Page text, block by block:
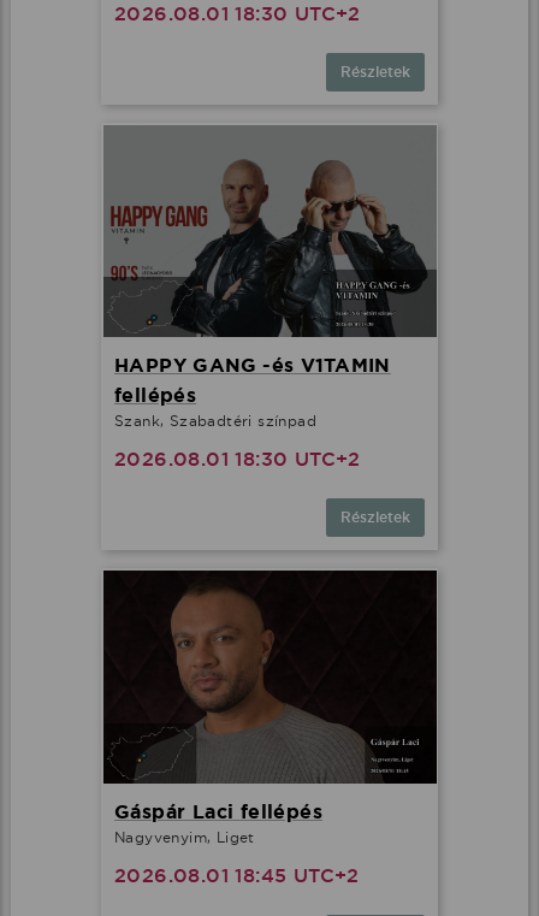
2026.08.01 18:30 UTC+2
Részletek
HAPPY GANG -és V1TAMIN
fellépés
Szank, Szabadtéri színpad
2026.08.01 18:30 UTC+2
Részletek
Gáspár Laci fellépés
Nagyvenyim, Liget
2026.08.01 18:45 UTC+2